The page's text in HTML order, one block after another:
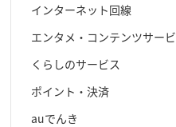
インターネット回線
エンタメ・コンテンツサー
くらしのサービス
ポイント・決済
auでんき